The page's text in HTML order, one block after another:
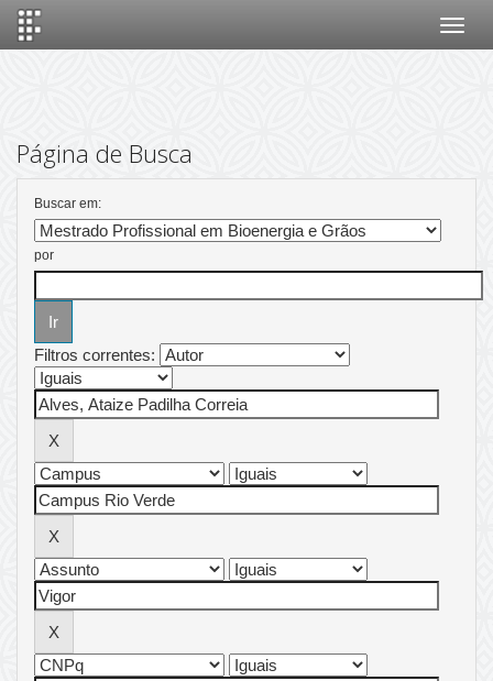
Página de Busca
Buscar em:
por
Filtros correntes: